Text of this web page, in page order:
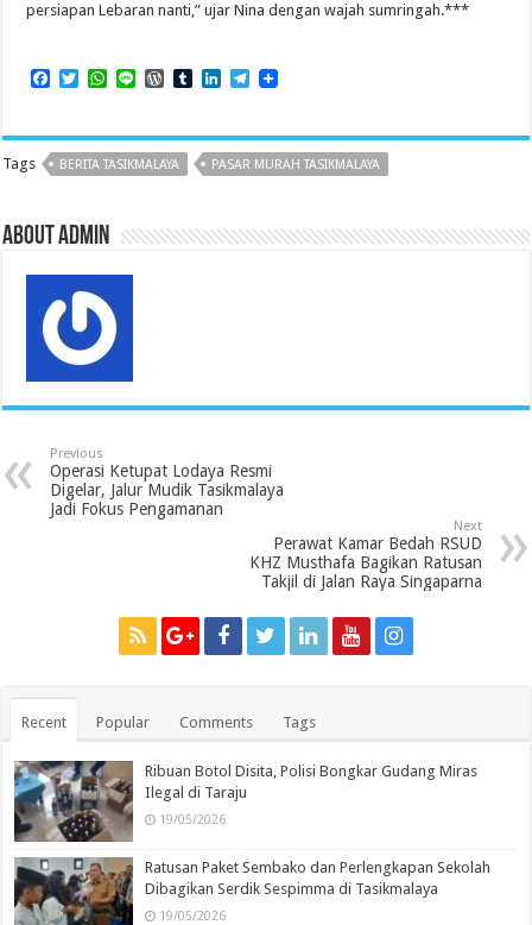
persiapan Lebaran nanti,” ujar Nina dengan wajah sumringah.***
F
e
b
o
T
t
t
e
W
t
s
A
L
e
W
d
P
r
s
T
b
l
r
L
k
e
d
T
e
g
r
Tags BERITA TASIKMALAYA PASAR MURAH TASIKMALAYA
About admin
Previous
Operasi Ketupat Lodaya Resmi
Digelar, Jalur Mudik Tasikmalaya
Jadi Fokus Pengamanan
Next
Perawat Kamar Bedah RSUD
KHZ Musthafa Bagikan Ratusan
Takjil di Jalan Raya Singaparna
Recent Popular Comments Tags
Ribuan Botol Disita, Polisi Bongkar Gudang Miras
Ilegal di Taraju
19/05/2026
Ratusan Paket Sembako dan Perlengkapan Sekolah
Dibagikan Serdik Sespimma di Tasikmalaya
19/05/2026